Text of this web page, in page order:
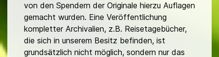
von den Spendern der Originale hierzu Auflagen
gemacht wurden. Eine Veröffentlichung
kompletter Archivalien, z.B. Reisetagebücher,
die sich in unserem Besitz befinden, ist
grundsätzlich nicht möglich, sondern nur das